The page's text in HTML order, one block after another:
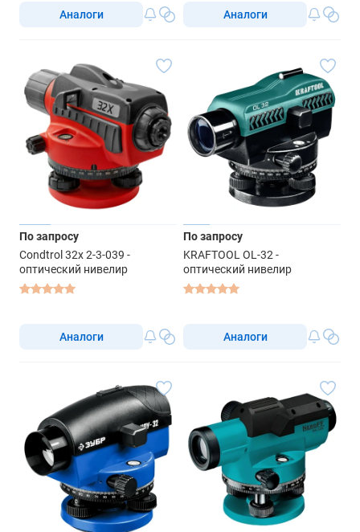
Аналоги Аналоги
По запросу
Condtrol 32x 2-3-039 -
оптический нивелир
Аналоги
По запросу
KRAFTOOL OL-32 -
оптический нивелир
Аналоги